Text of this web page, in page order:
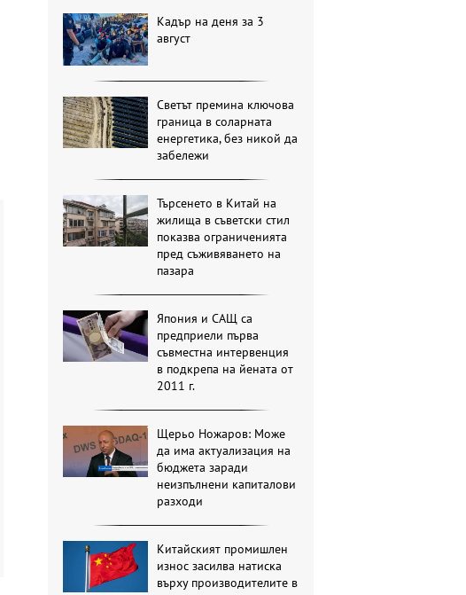
Кадър на деня за 3
август
Светът премина ключова
граница в соларната
енергетика, без никой да
забележи
Търсенето в Китай на
жилища в съветски стил
показва ограниченията
пред съживяването на
пазара
Япония и САЩ са
предприели първа
съвместна интервенция
в подкрепа на йената от
2011 г.
Щерьо Ножаров: Може
да има актуализация на
бюджета заради
неизпълнени капиталови
разходи
Китайският промишлен
износ засилва натиска
върху производителите в